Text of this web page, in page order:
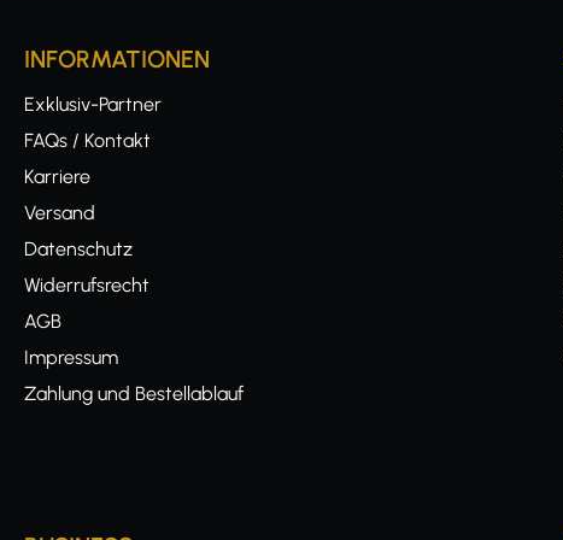
INFORMATIONEN
Exklusiv-Partner
FAQs / Kontakt
Karriere
Versand
Datenschutz
Widerrufsrecht
AGB
Impressum
Zahlung und Bestellablauf